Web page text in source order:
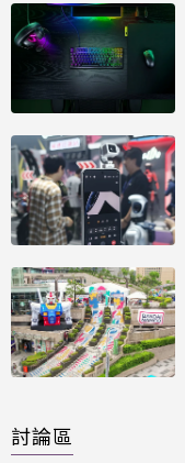
討論區